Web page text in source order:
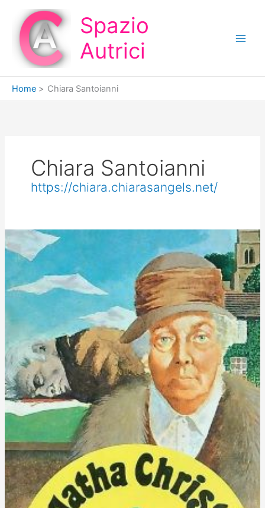
contenuto
Spazio
Autrici
Home Chiara Santoianni
Chiara Santoianni
https://chiara.chiarasangels.net/